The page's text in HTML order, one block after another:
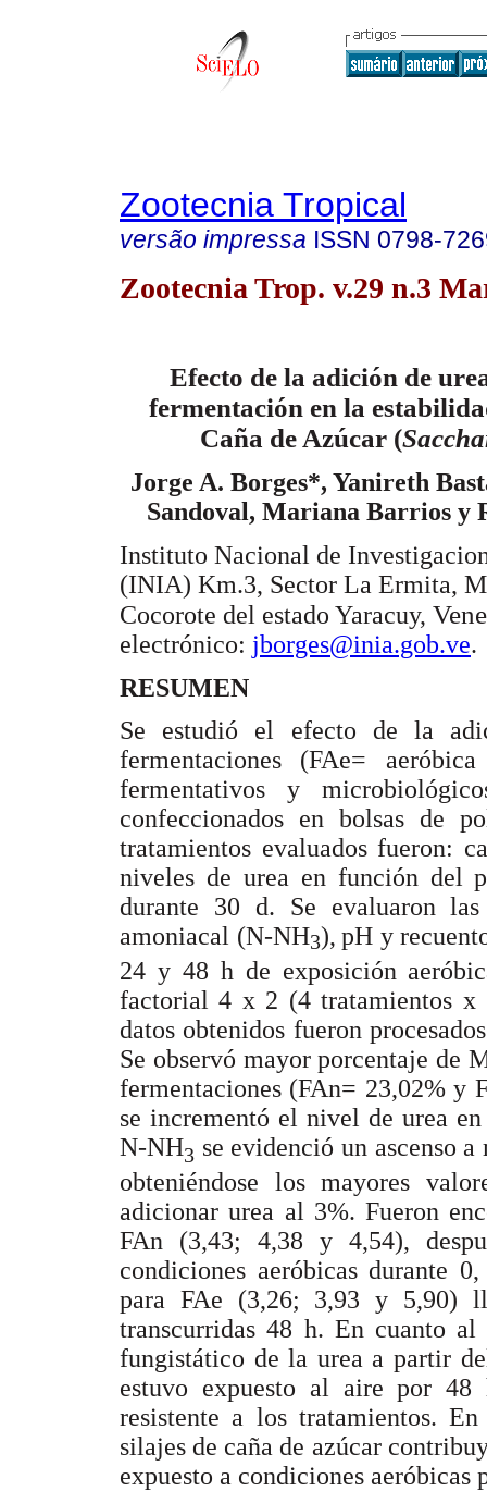
Zootecnia Tropical
versão impressa ISSN 0798-
Zootecnia Trop. v.29 n.3
Efecto de la adición de
fermentación en la
Caña de Azúcar (
Jorge A. Borges*, Yanireth
Sandoval, Mariana Barrios y
Instituto Nacional de
(INIA) Km.3, Sector La Ermita,
Cocorote del estado Yaracuy,
electrónico: jborges@inia.gob.ve.
RESUMEN
Se estudió el efecto de la
fermentaciones (FAe=
fermentativos y
confeccionados en bolsas de
tratamientos evaluados fueron:
niveles de urea en función del
durante 30 d. Se evaluaron
amoniacal (N-NH3), pH y
24 y 48 h de exposición
factorial 4 x 2 (4 tratamientos x
datos obtenidos fueron
Se observó mayor porcentaje de
fermentaciones (FAn= 23,02% y
se incrementó el nivel de urea
N-NH3 se evidenció un ascenso
obteniéndose los mayores
adicionar urea al 3%. Fueron
FAn (3,43; 4,38 y 4,54),
condiciones aeróbicas durante
para FAe (3,26; 3,93 y 5,90)
transcurridas 48 h. En cuanto
fungistático de la urea a partir
estuvo expuesto al aire por
resistente a los tratamientos.
silajes de caña de azúcar
expuesto a condiciones aeróbicas